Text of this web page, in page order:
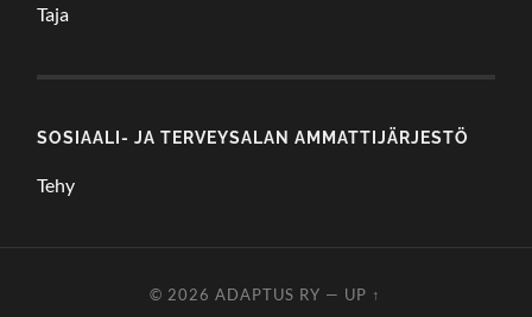
Taja
SOSIAALI- JA TERVEYSALAN AMMATTIJÄRJESTÖ
Tehy
© 2026ADAPTUS RY — UP ↑